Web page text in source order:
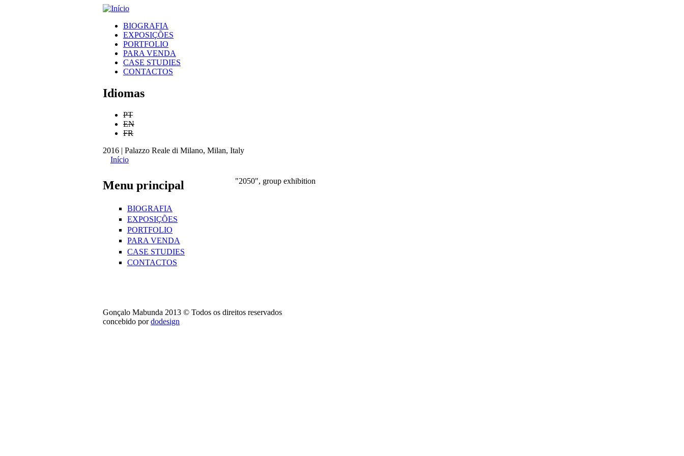
mabunda
Menu principal
BIOGRAFIA
EXPOSIÇÕES
PORTFOLIO
PARA VENDA
CASE STUDIES
CONTACTOS
Idiomas
PT
EN
FR
2016 | Palazzo Reale di Milano, Milan, Italy
Início
Menu principal
BIOGRAFIA
EXPOSIÇÕES
PORTFOLIO
PARA VENDA
CASE STUDIES
CONTACTOS
"2050", group exhibition
Gonçalo Mabunda 2013 © Todos os direitos reservados
concebido pordodesign